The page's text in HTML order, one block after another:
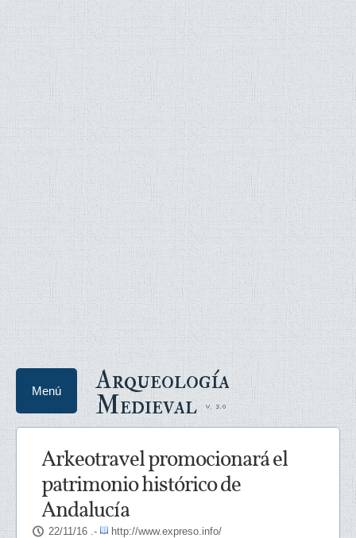
Arqueología
Medieval
Menú
Arkeotravel promocionará el
patrimonio histórico de
Andalucía
22/11/16 .- http://www.expreso.info/